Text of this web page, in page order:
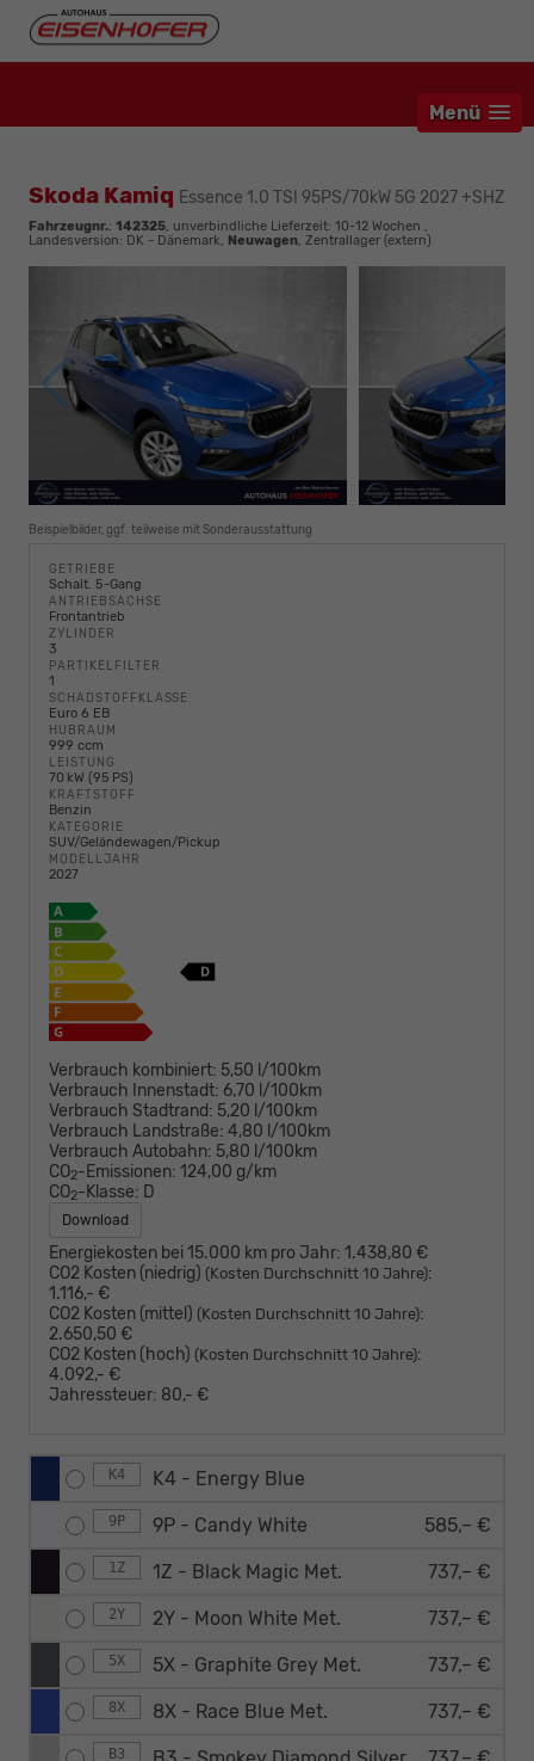
Menü
Skoda Kamiq Essence 1.0 TSI 95PS/70kW 5G 2027 +SHZ
Fahrzeugnr.: 142325, unverbindliche Lieferzeit: 10-12 Wochen ,
Landesversion: DK - Dänemark, Neuwagen, Zentrallager (extern)
Beispielbilder, ggf. teilweise mit Sonderausstattung
GETRIEBE
Schalt. 5-Gang
ANTRIEBSACHSE
Frontantrieb
ZYLINDER
3
PARTIKELFILTER
1
SCHADSTOFFKLASSE
Euro 6 EB
HUBRAUM
999 ccm
LEISTUNG
70 kW (95 PS)
KRAFTSTOFF
Benzin
KATEGORIE
SUV/Geländewagen/Pickup
MODELLJAHR
2027
Verbrauch kombiniert: 5,50 l/100km
Verbrauch Innenstadt: 6,70 l/100km
Verbrauch Stadtrand: 5,20 l/100km
Verbrauch Landstraße: 4,80 l/100km
Verbrauch Autobahn: 5,80 l/100km
CO2-Emissionen: 124,00 g/km
CO2-Klasse: D
Download
Energiekosten bei 15.000 km pro Jahr: 1.438,80 €
CO2 Kosten (niedrig) (Kosten Durchschnitt 10 Jahre):
1.116,- €
CO2 Kosten (mittel) (Kosten Durchschnitt 10 Jahre):
2.650,50 €
CO2 Kosten (hoch) (Kosten Durchschnitt 10 Jahre):
4.092,- €
Jahressteuer: 80,- €
K4 K4 - Energy Blue
9P 9P - Candy White 585,– €
1Z 1Z - Black Magic Met. 737,– €
2Y 2Y - Moon White Met. 737,– €
5X 5X - Graphite Grey Met. 737,– €
8X 8X - Race Blue Met. 737,– €
B3